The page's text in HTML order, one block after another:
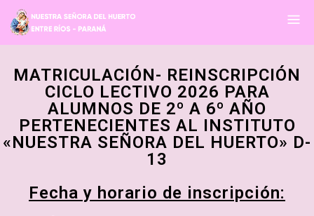
MATRICULACIÓN- REINSCRIPCIÓN
CICLO LECTIVO 2026 PARA
ALUMNOS DE 2º A 6º AÑO
PERTENECIENTES AL INSTITUTO
«NUESTRA SEÑORA DEL HUERTO» D-
13
Fecha y horario de inscripción: